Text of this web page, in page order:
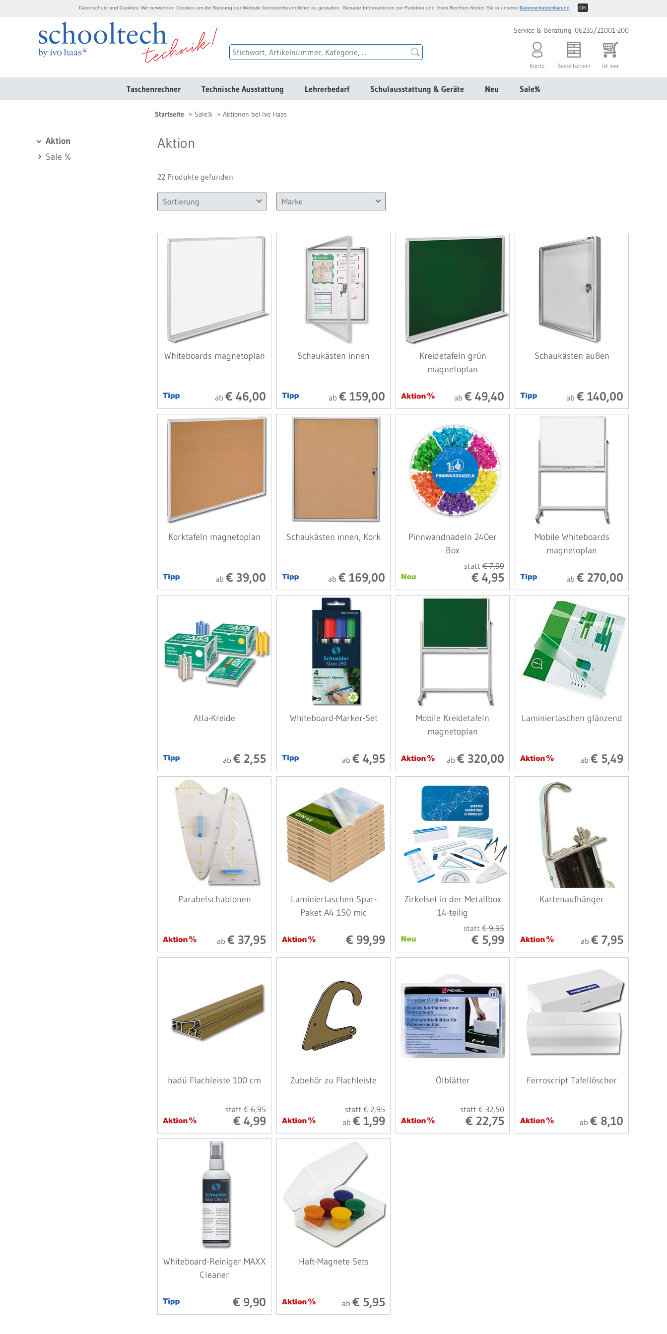
Service & Beratung 06235/21001-200
Konto Bestellschein ist leer
Taschenrechner Technische Ausstattung Lehrerbedarf Schulausstattung & Geräte Neu Sale%
Aktion
Sale %
Startseite Sale% Aktionen bei Ivo Haas
Aktion
22 Produkte gefunden
Sortierung Marke
Whiteboards magnetoplan
ab € 46,00
Schaukästen innen
ab € 159,00
Kreidetafeln grün
magnetoplan
ab € 49,40
Schaukästen außen
ab € 140,00
Korktafeln magnetoplan
ab € 39,00
Schaukästen innen, Kork
ab € 169,00
Pinnwandnadeln 240er
Box
statt € 7,99
€ 4,95
Mobile Whiteboards
magnetoplan
ab € 270,00
Atla-Kreide
ab € 2,55
Whiteboard-Marker-Set
ab € 4,95
Mobile Kreidetafeln
magnetoplan
ab € 320,00
Laminiertaschen glänzend
ab € 5,49
Parabelschablonen
ab € 37,95
Laminiertaschen Spar-
Paket A4 150 mic
€ 99,99
Zirkelset in der Metallbox
14-teilig
statt € 9,95
€ 5,99
Kartenaufhänger
ab € 7,95
hadü Flachleiste 100 cm
statt € 6,95
€ 4,99
Zubehör zu Flachleiste
statt € 2,95
ab € 1,99
Ölblätter
statt € 32,50
€ 22,75
Ferroscript Tafellöscher
ab € 8,10
Whiteboard-Reiniger MAXX
Cleaner
€ 9,90
Haft-Magnete Sets
ab € 5,95
Datenschutz und Cookies: Wir verwenden Cookies um die Nutzung der Website benutzerfreundlicher zu gestalten. Genaue Informationen zur Funktion und Ihren Rechten finden Sie in unserer Datenschutzerklärung OK